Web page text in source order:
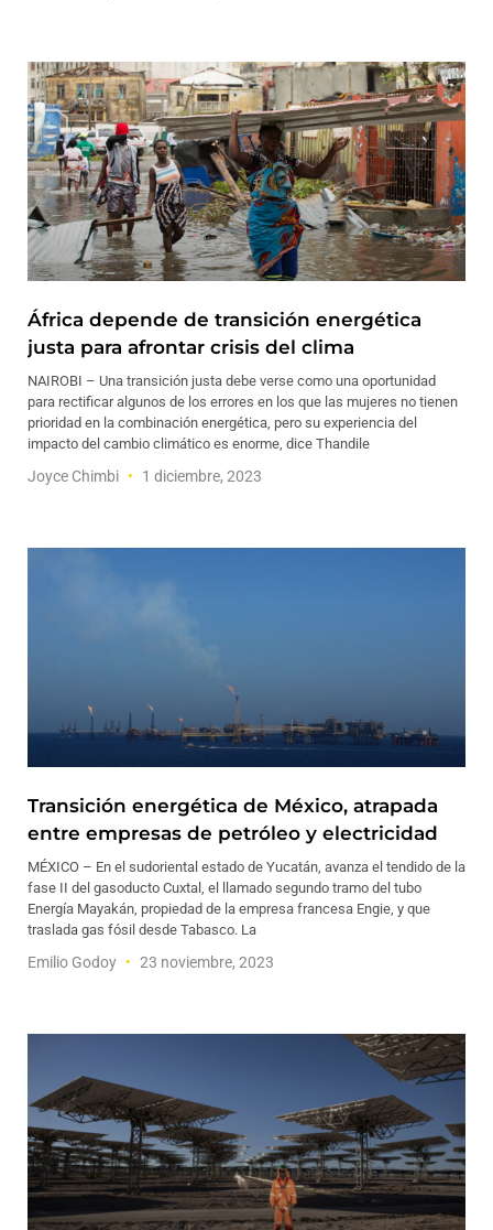
África depende de transición energética
justa para afrontar crisis del clima
NAIROBI – Una transición justa debe verse como una oportunidad
para rectificar algunos de los errores en los que las mujeres no tienen
prioridad en la combinación energética, pero su experiencia del
impacto del cambio climático es enorme, dice Thandile
Joyce Chimbi 1 diciembre, 2023
Transición energética de México, atrapada
entre empresas de petróleo y electricidad
MÉXICO – En el sudoriental estado de Yucatán, avanza el tendido de la
fase II del gasoducto Cuxtal, el llamado segundo tramo del tubo
Energía Mayakán, propiedad de la empresa francesa Engie, y que
traslada gas fósil desde Tabasco. La
Emilio Godoy 23 noviembre, 2023